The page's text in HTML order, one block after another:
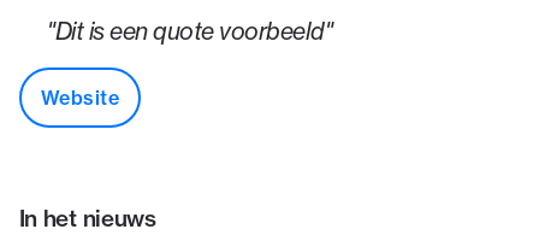
"Dit is een quote voorbeeld"
Website
In het nieuws